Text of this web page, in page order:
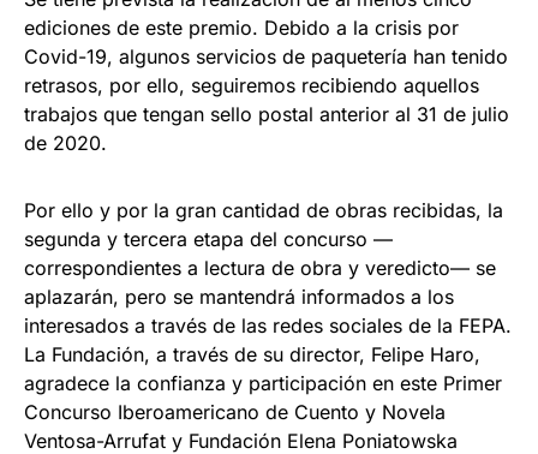
ediciones de este premio. Debido a la crisis por
Covid-19, algunos servicios de paquetería han tenido
retrasos, por ello, seguiremos recibiendo aquellos
trabajos que tengan sello postal anterior al 31 de julio
de 2020.
Por ello y por la gran cantidad de obras recibidas, la
segunda y tercera etapa del concurso —
correspondientes a lectura de obra y veredicto— se
aplazarán, pero se mantendrá informados a los
interesados a través de las redes sociales de la FEPA.
La Fundación, a través de su director, Felipe Haro,
agradece la confianza y participación en este Primer
Concurso Iberoamericano de Cuento y Novela
Ventosa-Arrufat y Fundación Elena Poniatowska